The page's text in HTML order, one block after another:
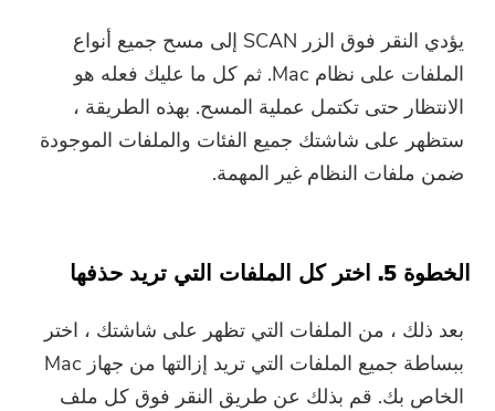
يؤدي النقر فوق الزر SCAN إلى مسح جميع أنواع
الملفات على نظام Mac. ثم كل ما عليك فعله هو
الانتظار حتى تكتمل عملية المسح. بهذه الطريقة ،
ستظهر على شاشتك جميع الفئات والملفات الموجودة
ضمن ملفات النظام غير المهمة.
الخطوة 5. اختر كل الملفات التي تريد حذفها
بعد ذلك ، من الملفات التي تظهر على شاشتك ، اختر
ببساطة جميع الملفات التي تريد إزالتها من جهاز Mac
الخاص بك. قم بذلك عن طريق النقر فوق كل ملف